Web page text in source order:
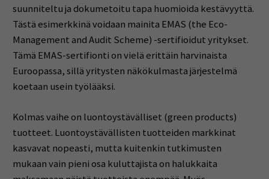
suunniteltu ja dokumetoitu tapa huomioida kestävyyttä.
Tästä esimerkkinä voidaan mainita EMAS (the Eco-
Management and Audit Scheme) -sertifioidut yritykset.
Tämä EMAS-sertifionti on vielä erittäin harvinaista
Euroopassa, sillä yritysten näkökulmasta järjestelmä
koetaan usein työlääksi.
Kolmas vaihe on luontoystävälliset (green products)
tuotteet. Luontoystävällisten tuotteiden markkinat
kasvavat nopeasti, mutta kuitenkin tutkimusten
mukaan vain pieni osa kuluttajista on halukkaita